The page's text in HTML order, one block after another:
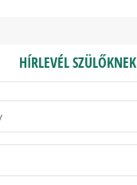
HÍRLEVÉL SZÜLŐKNEK